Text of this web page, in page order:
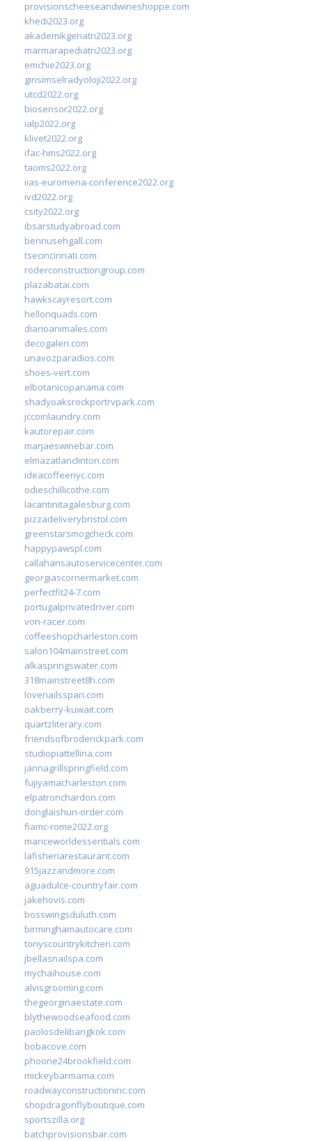
provisionscheeseandwineshoppe.com
khedi2023.org
akademikgeriatri2023.org
marmarapediatri2023.org
emchie2023.org
girisimselradyoloji2022.org
utcd2022.org
biosensor2022.org
ialp2022.org
klivet2022.org
ifac-hms2022.org
taoms2022.org
iias-euromena-conference2022.org
ivd2022.org
csity2022.org
ibsarstudyabroad.com
bennusehgall.com
tsecincinnati.com
roderconstructiongroup.com
plazabatai.com
hawkscayresort.com
hellonquads.com
diarioanimales.com
decogaleri.com
unavozparadios.com
shoes-vert.com
elbotanicopanama.com
shadyoaksrockportrvpark.com
jccoinlaundry.com
kautorepair.com
marjaeswinebar.com
elmazatlanclinton.com
ideacoffeenyc.com
odieschillicothe.com
lacantinitagalesburg.com
pizzadeliverybristol.com
greenstarsmogcheck.com
happypawspl.com
callahansautoservicecenter.com
georgiascornermarket.com
perfectfit24-7.com
portugalprivatedriver.com
von-racer.com
coffeeshopcharleston.com
salon104mainstreet.com
alkaspringswater.com
318mainstreet8h.com
lovenailsspari.com
oakberry-kuwait.com
quartzliterary.com
friendsofbroderickpark.com
studiopiattellina.com
jannagrillspringfield.com
fujiyamacharleston.com
elpatronchardon.com
donglaishun-order.com
fiamc-rome2022.org
mariceworldessentials.com
lafisheriarestaurant.com
915jazzandmore.com
aguadulce-countryfair.com
jakehovis.com
bosswingsduluth.com
birminghamautocare.com
tonyscountrykitchen.com
jbellasnailspa.com
mychaihouse.com
alvisgrooming.com
thegeorginaestate.com
blythewoodseafood.com
paolosdelibangkok.com
bobacove.com
phoone24brookfield.com
mickeybarmama.com
roadwayconstructioninc.com
shopdragonflyboutique.com
sportszilla.org
batchprovisionsbar.com